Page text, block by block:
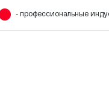
- профессиональные